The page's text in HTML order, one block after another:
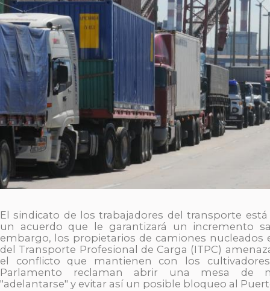
El sindicato de los trabajadores del transporte
un acuerdo que le garantizará un incremento
embargo, los propietarios de camiones nucleados
del Transporte Profesional de Carga (ITPC)
el conflicto que mantienen con los
Parlamento reclaman abrir una mesa de
"adelantarse" y evitar así un posible bloqueo al